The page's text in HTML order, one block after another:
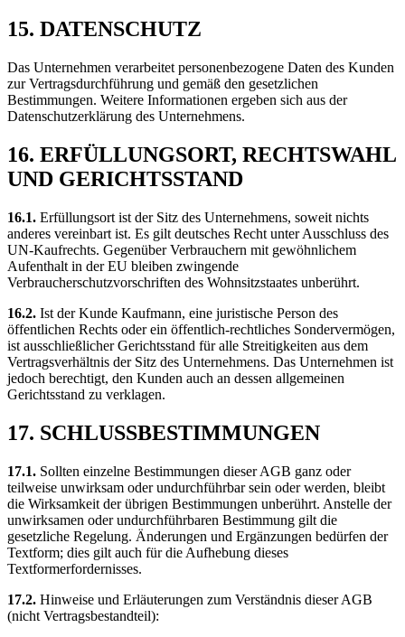
15. DATENSCHUTZ
Das Unternehmen verarbeitet personenbezogene Daten des Kunden
zur Vertragsdurchführung und gemäß den gesetzlichen
Bestimmungen. Weitere Informationen ergeben sich aus der
Datenschutzerklärung des Unternehmens.
16. ERFÜLLUNGSORT, RECHTSWAHL
UND GERICHTSSTAND
16.1. Erfüllungsort ist der Sitz des Unternehmens, soweit nichts
anderes vereinbart ist. Es gilt deutsches Recht unter Ausschluss des
UN-Kaufrechts. Gegenüber Verbrauchern mit gewöhnlichem
Aufenthalt in der EU bleiben zwingende
Verbraucherschutzvorschriften des Wohnsitzstaates unberührt.
16.2. Ist der Kunde Kaufmann, eine juristische Person des
öffentlichen Rechts oder ein öffentlich-rechtliches Sondervermögen,
ist ausschließlicher Gerichtsstand für alle Streitigkeiten aus dem
Vertragsverhältnis der Sitz des Unternehmens. Das Unternehmen ist
jedoch berechtigt, den Kunden auch an dessen allgemeinen
Gerichtsstand zu verklagen.
17. SCHLUSSBESTIMMUNGEN
17.1. Sollten einzelne Bestimmungen dieser AGB ganz oder
teilweise unwirksam oder undurchführbar sein oder werden, bleibt
die Wirksamkeit der übrigen Bestimmungen unberührt. Anstelle der
unwirksamen oder undurchführbaren Bestimmung gilt die
gesetzliche Regelung. Änderungen und Ergänzungen bedürfen der
Textform; dies gilt auch für die Aufhebung dieses
Textformerfordernisses.
17.2. Hinweise und Erläuterungen zum Verständnis dieser AGB
(nicht Vertragsbestandteil):